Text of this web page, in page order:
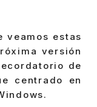
veamos estas
versión
de
centrado en